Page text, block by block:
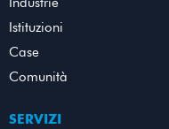
Istituzioni
Case
Comunità
SERVIZI